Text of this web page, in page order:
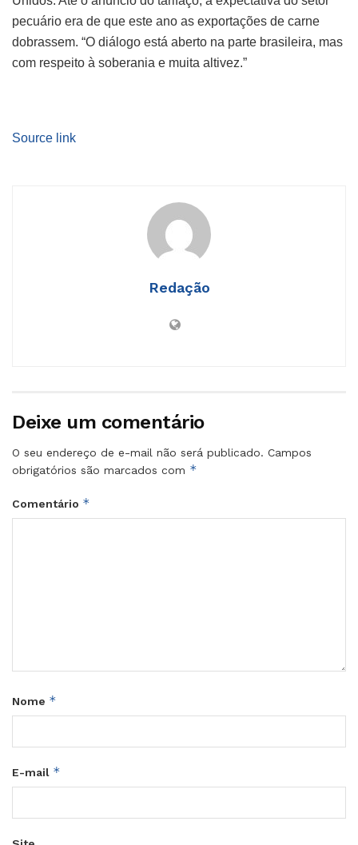
pecuário era de que este ano as exportações de carne
dobrassem. “O diálogo está aberto na parte brasileira, mas
com respeito à soberania e muita altivez.”
Source link
Redação
Deixe um comentário
O seu endereço de e-mail não será publicado. Campos
obrigatórios são marcados com *
Comentário *
Nome *
E-mail *